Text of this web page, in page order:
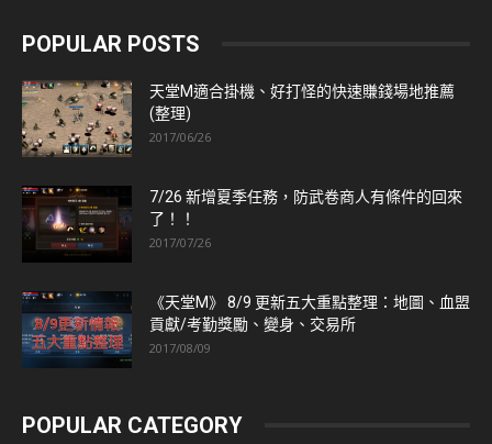
POPULAR POSTS
天堂M適合掛機、好打怪的快速賺錢場地推薦
(整理)
2017/06/26
7/26 新增夏季任務，防武卷商人有條件的回來
了！！
2017/07/26
《天堂M》 8/9 更新五大重點整理：地圖、血盟
貢獻/考勤獎勵、變身、交易所
2017/08/09
POPULAR CATEGORY